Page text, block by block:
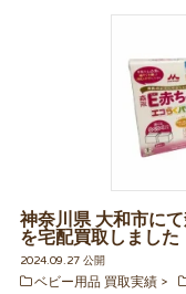
神奈川県 大和市に
を宅配買取しました
2024.09.27 公開
ベビー用品 買取実績